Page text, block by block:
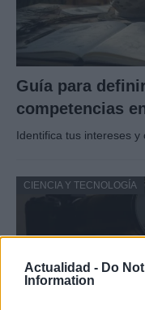
Actualidad - Do
Information
Guía para
competencias
Identifica tus intereses y
CIENCIA Y TECNOLOGÍA